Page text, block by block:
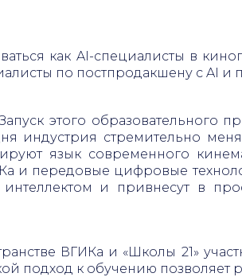
как AI-специалисты в
по постпродакшену с AI
этого образовательного
индустрия стремительно
язык современного
и передовые цифровые
интеллектом и привнесут в
ВГИКа и «Школы 21»
подход к обучению позволяет